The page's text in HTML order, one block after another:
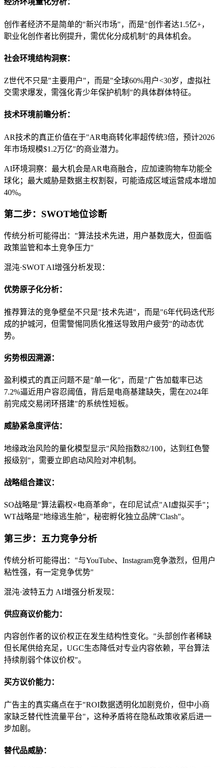
经济环境量化分析：
创作者经济不是简单的"新兴市场"，而是"创作者达1.5亿+，
职业化创作者比例提升，需优化分成机制"的具体机会。
社会环境结构洞察：
Z世代不只是"主要用户"，而是"全球60%用户<30岁，虚拟社
交需求爆发，需强化青少年保护机制"的具体群体特征。
技术环境前瞻分析：
AR技术的真正价值在于"AR电商转化率超传统3倍，预计2026
年市场规模$1.2万亿"的商业潜力。
AI环境洞察：最大机会是AR电商融合，应加速购物车功能全
球化；最大威胁是数据主权割裂，可能造成区域运营成本增加
40%。
第二步：SWOT地位诊断
传统分析可能得出："算法技术先进，用户基数庞大，但面临
政策监管和本土竞争压力"
混沌·SWOT AI增强分析发现：
优势原子化分析：
推荐算法的竞争壁垒不只是"技术先进"，而是"6年代码迭代形
成的护城河，但需警惕同质化推送导致用户疲劳"的动态优
势。
劣势根因溯源：
盈利模式的真正问题不是"单一化"，而是"广告加载率已达
7.2%逼近用户容忍阈值，背后是电商基建缺失，需在2024年
前完成交易闭环搭建"的系统性短板。
威胁紧急度评估：
地缘政治风险的量化模型显示"风险指数82/100，达到红色警
报级别"，需要立即启动风险对冲机制。
战略组合建议：
SO战略是"算法霸权×电商革命"，在印尼试点"AI虚拟买手"；
WT战略是"地缘逃生舱"，秘密孵化独立品牌"Clash"。
第三步：五力竞争分析
传统分析可能得出："与YouTube、Instagram竞争激烈，但用户
粘性强，有一定竞争优势"
混沌·波特五力 AI增强分析发现：
供应商议价能力：
内容创作者的议价权正在发生结构性变化。"头部创作者稀缺
但长尾供给充足，UGC生态降低对专业内容依赖，平台算法
持续削弱个体议价权"。
买方议价能力：
广告主的真实痛点在于"ROI数据透明化加剧竞价，但中小商
家缺乏替代性流量平台"，这种矛盾将在隐私政策收紧后进一
步加剧。
替代品威胁：